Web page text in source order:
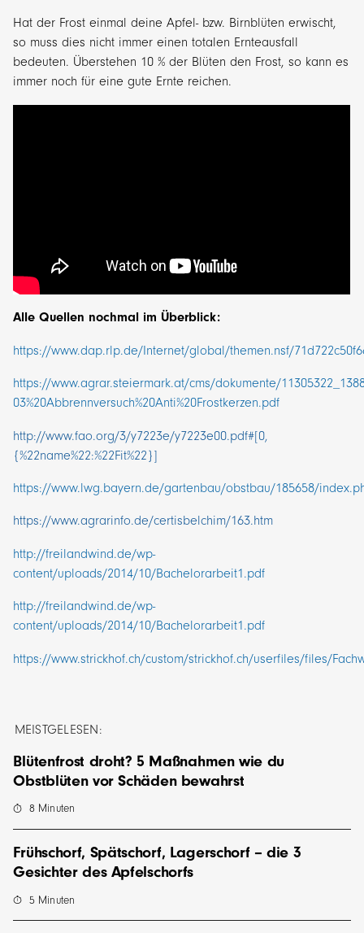
Hat der Frost einmal deine Apfel- bzw. Birnblüten erwischt,
so muss dies nicht immer einen totalen Ernteausfall
bedeuten. Überstehen 10 % der Blüten den Frost, so kann es
immer noch für eine gute Ernte reichen.
Alle Quellen nochmal im Überblick:
https://www.dap.rlp.de/Internet/global/themen.nsf/
https://www.agrar.steiermark.at/cms/dokumente/
03%20Abbrennversuch%20Anti%20Frostkerzen.pdf
http://www.fao.org/3/y7223e/y7223e00.pdf#[0,
{%22name%22:%22Fit%22}]
https://www.lwg.bayern.de/gartenbau/obstbau/185658/
https://www.agrarinfo.de/certisbelchim/163.htm
http://freilandwind.de/wp-
content/uploads/2014/10/Bachelorarbeit1.pdf
http://freilandwind.de/wp-
content/uploads/2014/10/Bachelorarbeit1.pdf
https://www.strickhof.ch/custom/strickhof.ch/userfiles/files/
MEISTGELESEN:
Blütenfrost droht? 5 Maßnahmen wie du
Obstblüten vor Schäden bewahrst
8 Minuten
Frühschorf, Spätschorf, Lagerschorf – die 3
Gesichter des Apfelschorfs
5 Minuten